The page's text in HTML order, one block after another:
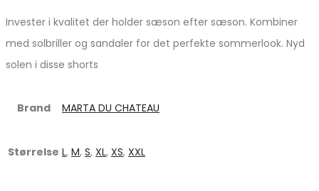
Invester i kvalitet der holder sæson efter sæson. Kombiner
med solbriller og sandaler for det perfekte sommerlook. Nyd
solen i disse shorts
Brand MARTA DU CHATEAU
Størrelse L, M, S, XL, XS, XXL